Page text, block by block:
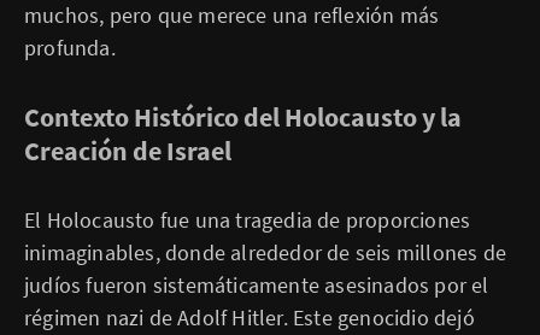
muchos, pero que merece una reflexión más
profunda.
Contexto Histórico del Holocausto y la
Creación de Israel
El Holocausto fue una tragedia de proporciones
inimaginables, donde alrededor de seis millones de
judíos fueron sistemáticamente asesinados por el
régimen nazi de Adolf Hitler. Este genocidio dejó